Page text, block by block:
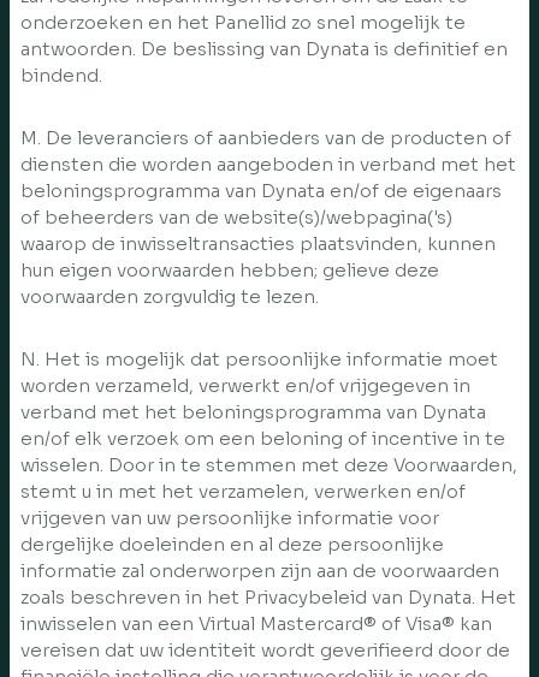
onderzoeken en het Panellid zo snel mogelijk te
antwoorden. De beslissing van Dynata is definitief en
bindend.
M. De leveranciers of aanbieders van de producten of
diensten die worden aangeboden in verband met het
beloningsprogramma van Dynata en/of de eigenaars
of beheerders van de website(s)/webpagina('s)
waarop de inwisseltransacties plaatsvinden, kunnen
hun eigen voorwaarden hebben; gelieve deze
voorwaarden zorgvuldig te lezen.
N. Het is mogelijk dat persoonlijke informatie moet
worden verzameld, verwerkt en/of vrijgegeven in
verband met het beloningsprogramma van Dynata
en/of elk verzoek om een beloning of incentive in te
wisselen. Door in te stemmen met deze Voorwaarden,
stemt u in met het verzamelen, verwerken en/of
vrijgeven van uw persoonlijke informatie voor
dergelijke doeleinden en al deze persoonlijke
informatie zal onderworpen zijn aan de voorwaarden
zoals beschreven in het Privacybeleid van Dynata. Het
inwisselen van een Virtual Mastercard® of Visa® kan
vereisen dat uw identiteit wordt geverifieerd door de